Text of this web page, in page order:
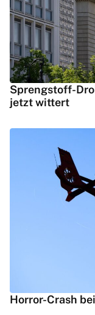
Sprengstoff-
jetzt wittert
Horror-Crash